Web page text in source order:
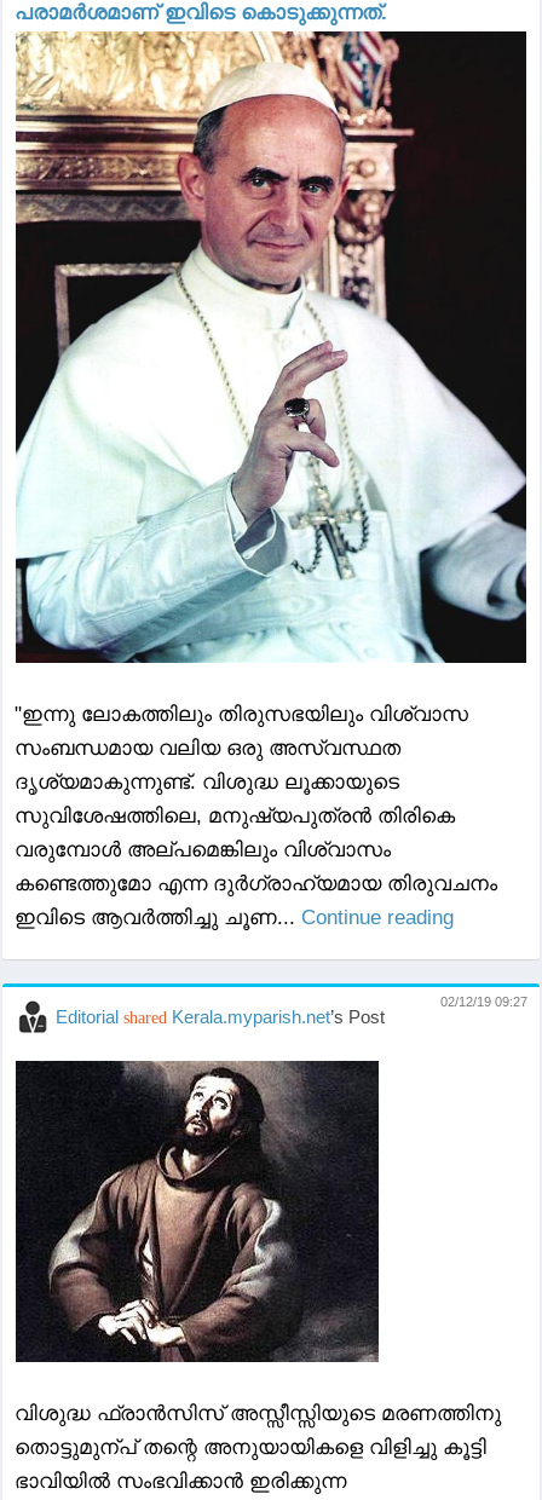
പരാമർശമാണ് ഇവിടെ കൊടുക്കുന്നത്.
"ഇന്നു ലോകത്തിലും തിരുസഭയിലും വിശ്വാസ
സംബന്ധമായ വലിയ ഒരു അസ്വസ്ഥത
ദൃശ്യമാകുന്നുണ്ട്. വിശുദ്ധ ലൂക്കായുടെ
സുവിശേഷത്തിലെ, മനുഷ്യപുത്രന്‍ തിരികെ
വരുമ്പോള്‍ അല്പമെങ്കിലും വിശ്വാസം
കണ്ടെത്തുമോ എന്ന ദുര്‍ഗ്രാഹ്യമായ തിരുവചനം
ഇവിടെ ആവര്‍ത്തിച്ചു ചൂണ... Continue reading
Editorial shared Kerala.myparish.net’s Post
02/12/19 09:27
വിശുദ്ധ ഫ്രാൻസിസ് അസ്സീസ്സിയുടെ മരണത്തിനു
തൊട്ടുമുന്പ് തന്റെ അനുയായികളെ വിളിച്ചു കൂട്ടി
ഭാവിയിൽ സംഭവിക്കാൻ ഇരിക്കുന്ന